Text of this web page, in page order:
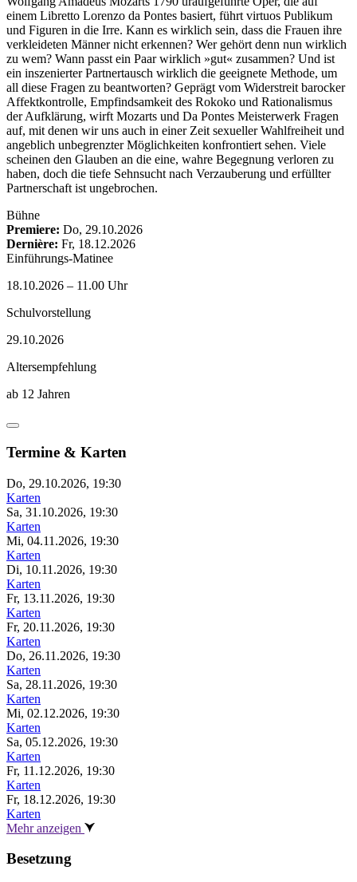
einem Libretto Lorenzo da Pontes basiert, führt virtuos Publikum
und Figuren in die Irre. Kann es wirklich sein, dass die Frauen ihre
verkleideten Männer nicht erkennen? Wer gehört denn nun wirklich
zu wem? Wann passt ein Paar wirklich »gut« zusammen? Und ist
ein inszenierter Partnertausch wirklich die geeignete Methode, um
all diese Fragen zu beantworten? Geprägt vom Widerstreit barocker
Affektkontrolle, Empfindsamkeit des Rokoko und Rationalismus
der Aufklärung, wirft Mozarts und Da Pontes Meisterwerk Fragen
auf, mit denen wir uns auch in einer Zeit sexueller Wahlfreiheit und
angeblich unbegrenzter Möglichkeiten konfrontiert sehen. Viele
scheinen den Glauben an die eine, wahre Begegnung verloren zu
haben, doch die tiefe Sehnsucht nach Verzauberung und erfüllter
Partnerschaft ist ungebrochen.
Bühne
Premiere: Do, 29.10.2026
Dernière: Fr, 18.12.2026
Einführungs-Matinee
18.10.2026 – 11.00 Uhr
Schulvorstellung
29.10.2026
Altersempfehlung
ab 12 Jahren
Termine & Karten
Do, 29.10.2026, 19:30
Karten
Sa, 31.10.2026, 19:30
Karten
Mi, 04.11.2026, 19:30
Karten
Di, 10.11.2026, 19:30
Karten
Fr, 13.11.2026, 19:30
Karten
Fr, 20.11.2026, 19:30
Karten
Do, 26.11.2026, 19:30
Karten
Sa, 28.11.2026, 19:30
Karten
Mi, 02.12.2026, 19:30
Karten
Sa, 05.12.2026, 19:30
Karten
Fr, 11.12.2026, 19:30
Karten
Fr, 18.12.2026, 19:30
Karten
Mehr anzeigen
Besetzung